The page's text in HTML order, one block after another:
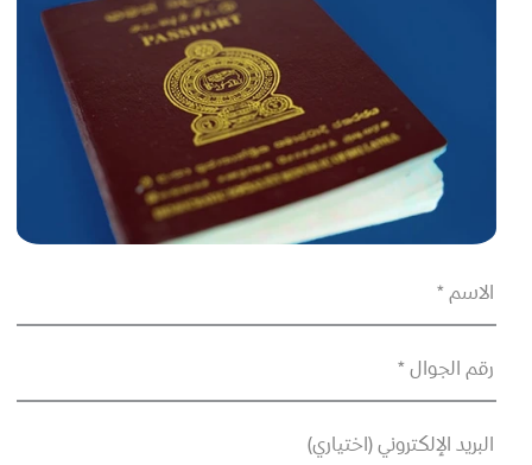
الاسم *
رقم الجوال *
البريد الإلكتروني (اختياري)